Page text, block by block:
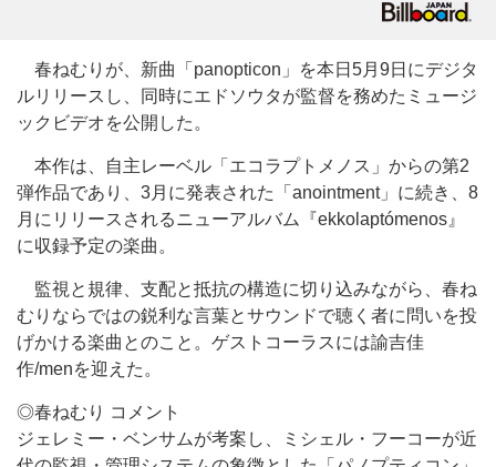
春ねむりが、新曲「panopticon」を本日5月9日にデジタ
ルリリースし、同時にエドソウタが監督を務めたミュージ
ックビデオを公開した。
本作は、自主レーベル「エコラプトメノス」からの第2
弾作品であり、3月に発表された「anointment」に続き、8
月にリリースされるニューアルバム『ekkolaptómenos』
に収録予定の楽曲。
監視と規律、支配と抵抗の構造に切り込みながら、春ね
むりならではの鋭利な言葉とサウンドで聴く者に問いを投
げかける楽曲とのこと。ゲストコーラスには諭吉佳
作/menを迎えた。
◎春ねむり コメント
ジェレミー・ベンサムが考案し、ミシェル・フーコーが近